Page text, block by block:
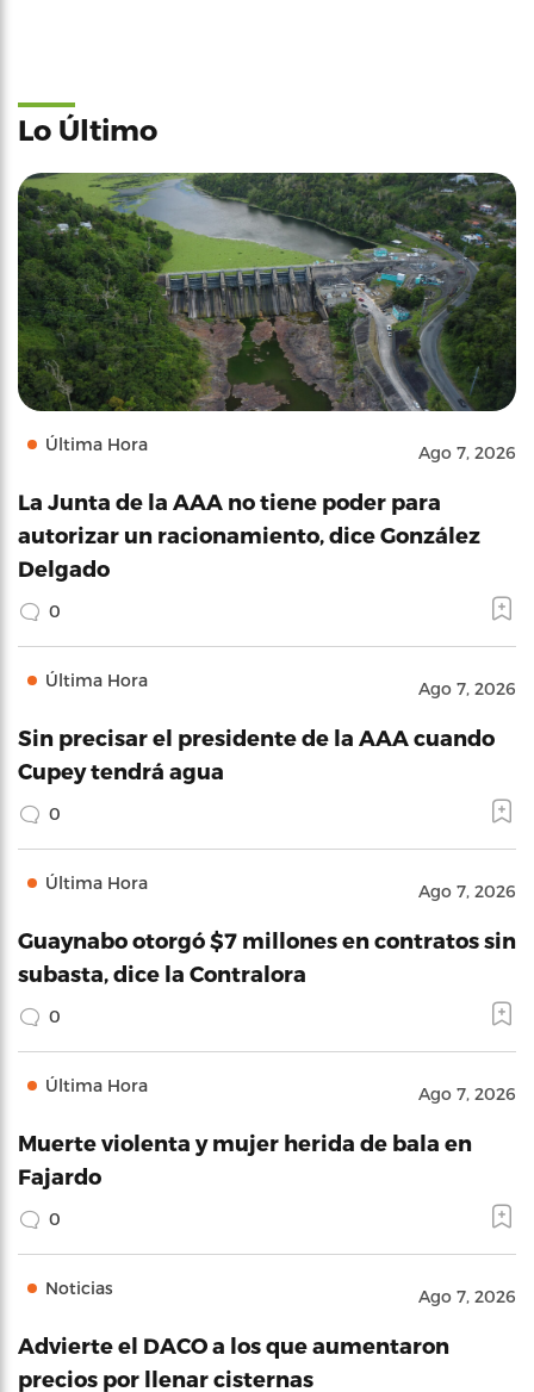
Lo Último
Última Hora Ago 7, 2026
La Junta de la AAA no tiene poder para
autorizar un racionamiento, dice González
Delgado
0
Última Hora Ago 7, 2026
Sin precisar el presidente de la AAA cuando
Cupey tendrá agua
0
Última Hora Ago 7, 2026
Guaynabo otorgó $7 millones en contratos sin
subasta, dice la Contralora
0
Última Hora Ago 7, 2026
Muerte violenta y mujer herida de bala en
Fajardo
0
Noticias Ago 7, 2026
Advierte el DACO a los que aumentaron
precios por llenar cisternas